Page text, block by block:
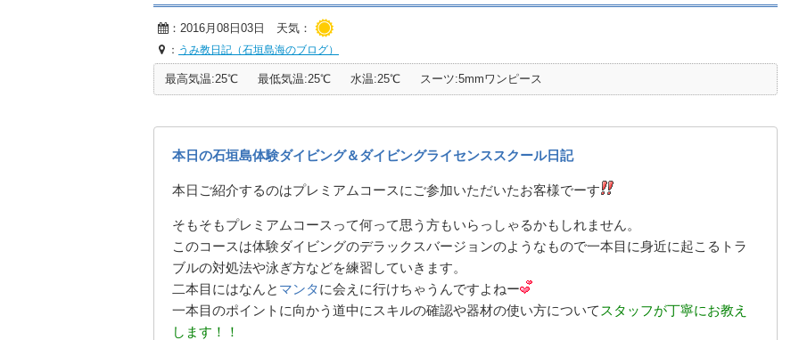
：2016月08日03日 天気：
： うみ教日記（石垣島海のブログ）
最高気温:25℃ 最低気温:25℃ 水温:25℃ スーツ:5mmワンピース
本日の石垣島体験ダイビング＆ダイビングライセンススクール日記
本日ご紹介するのはプレミアムコースにご参加いただいたお客様でーす
そもそもプレミアムコース って何って思う方もいらっしゃるかもしれません。
このコースは体験ダイビングのデラックスバージョンのようなもので一本目に身近に起こるトラ
ブルの対処法や泳ぎ方などを練習していきます。
二本目にはなんと マンタに会えに行けちゃうんですよねー
一本目のポイントに向かう道中にスキルの確認や器材の使い方について スタッフが丁寧にお教え
します！！